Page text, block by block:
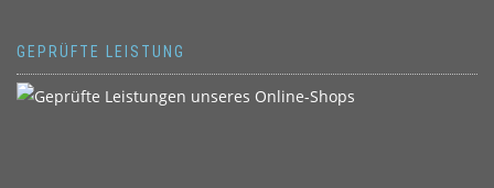
GEPRÜFTE LEISTUNG